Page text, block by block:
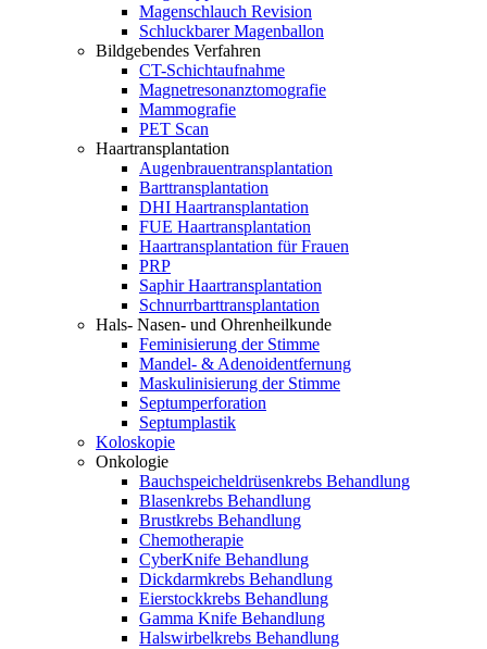
Magenschlauch Revision
Schluckbarer Magenballon
Bildgebendes Verfahren
CT-Schichtaufnahme
Magnetresonanztomografie
Mammografie
PET Scan
Haartransplantation
Augenbrauentransplantation
Barttransplantation
DHI Haartransplantation
FUE Haartransplantation
Haartransplantation für Frauen
PRP
Saphir Haartransplantation
Schnurrbarttransplantation
Hals- Nasen- und Ohrenheilkunde
Feminisierung der Stimme
Mandel- & Adenoidentfernung
Maskulinisierung der Stimme
Septumperforation
Septumplastik
Koloskopie
Onkologie
Bauchspeicheldrüsenkrebs Behandlung
Blasenkrebs Behandlung
Brustkrebs Behandlung
Chemotherapie
CyberKnife Behandlung
Dickdarmkrebs Behandlung
Eierstockkrebs Behandlung
Gamma Knife Behandlung
Halswirbelkrebs Behandlung